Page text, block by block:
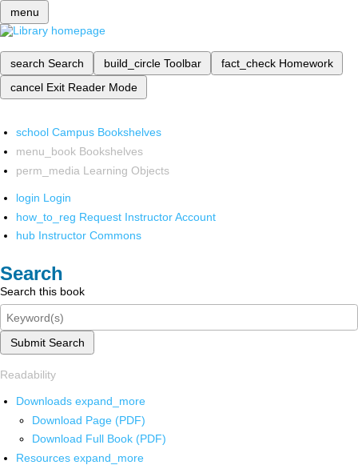
menu
search Search build_circle Toolbar fact_check Homework
cancel Exit Reader Mode
school Campus Bookshelves
menu_book Bookshelves
perm_media Learning Objects
login Login
how_to_reg Request Instructor Account
hub Instructor Commons
Search
Search this book
Submit Search
Readability
Downloads expand_more
Download Page (PDF)
Download Full Book (PDF)
Resources expand_more